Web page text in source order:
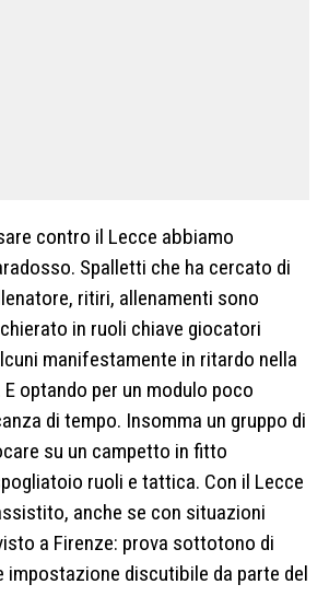
contro il Lecce abbiamo
Spalletti che ha cercato di
ritiri, allenamenti sono
in ruoli chiave giocatori
manifestamente in ritardo nella
optando per un modulo poco
di tempo. Insomma un gruppo di
su un campetto in fitto
ruoli e tattica. Con il Lecce
anche se con situazioni
a Firenze: prova sottotono di
impostazione discutibile da parte del